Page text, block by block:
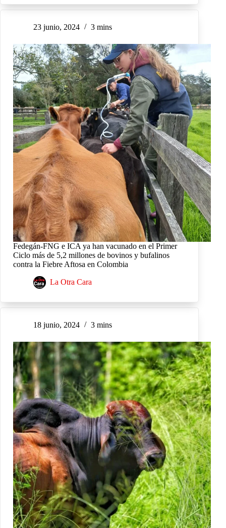
23 junio, 2024 3 mins
Fedegán-FNG e ICA ya han vacunado en el Primer
Ciclo más de 5,2 millones de bovinos y bufalinos
contra la Fiebre Aftosa en Colombia
La Otra Cara
18 junio, 2024 3 mins